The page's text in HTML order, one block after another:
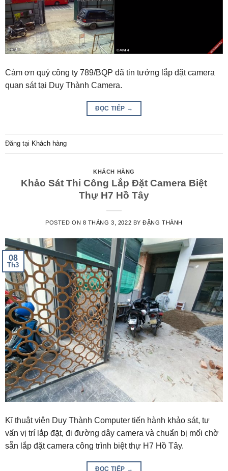
Cảm ơn quý công ty 789/BQP đã tin tưởng lắp đặt camera
quan sát tại Duy Thành Camera.
ĐỌC TIẾP →
Đăng tại Khách hàng
KHÁCH HÀNG
Khảo Sát Thi Công Lắp Đặt Camera Biệt
Thự H7 Hồ Tây
POSTED ON 8 THÁNG 3, 2022 BYĐẶNG THÀNH
08
Th3
Kĩ thuật viên Duy Thành Computer tiến hành khảo sát, tư
vấn vị trí lắp đặt, đi đường dây camera và chuẩn bị mối chờ
sẵn lắp đặt camera công trình biệt thự H7 Hồ Tây.
ĐỌC TIẾP →